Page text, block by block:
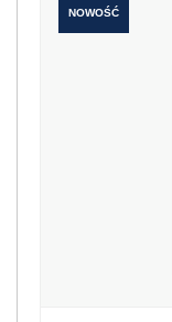
NOWOŚĆ